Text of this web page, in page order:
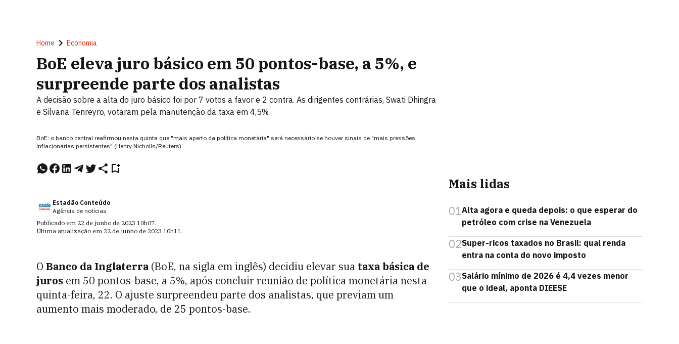
Home Economia
BoE eleva juro básico em 50 pontos-base, a 5%, e
surpreende parte dos analistas
A decisão sobre a alta do juro básico foi por 7 votos a favor e 2 contra. As dirigentes contrárias, Swati Dhingra
e Silvana Tenreyro, votaram pela manutenção da taxa em 4,5%
BoE: o banco central reafirmou nesta quinta que "mais aperto da política monetária" será necessário se houver sinais de "mais pressões
inflacionárias persistentes" (Henry Nicholls/Reuters)
Estadão Conteúdo
Agência de notícias
Publicado em 22 de junho de 2023 10h07.
Última atualização em 22 de junho de 2023 10h11.
O Banco da Inglaterra (BoE, na sigla em inglês) decidiu elevar sua taxa básica de
juros em 50 pontos-base, a 5%, após concluir reunião de política monetária nesta
quinta-feira, 22. O ajuste surpreendeu parte dos analistas, que previam um
aumento mais moderado, de 25 pontos-base.
Mais lidas
01Alta agora e queda depois: o que esperar do
petróleo com crise na Venezuela
02Super-ricos taxados no Brasil: qual renda
entra na conta do novo imposto
03Salário mínimo de 2026 é 4,4 vezes menor
que o ideal, aponta DIEESE